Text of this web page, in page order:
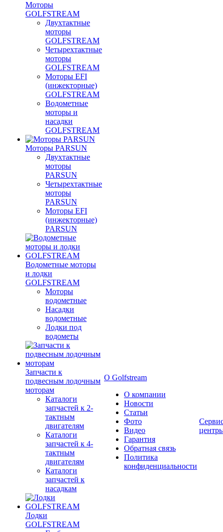
Моторы
GOLFSTREAM
Двухтактные
моторы
GOLFSTREAM
Четырехтактные
моторы
GOLFSTREAM
Моторы EFI
(инжекторные)
GOLFSTREAM
Водометные
моторы и
насадки
GOLFSTREAM
Моторы PARSUN
Двухтактные
моторы
PARSUN
Четырехтактные
моторы
PARSUN
Моторы EFI
(инжекторные)
PARSUN
Водометные моторы
и лодки
GOLFSTREAM
Моторы
водометные
Насадки
водометные
Лодки под
водометы
Запчасти к
подвесным лодочным
моторам
Каталоги
запчастей к 2-
тактным
двигателям
Каталоги
запчастей к 4-
тактным
двигателям
Каталоги
запчастей к
насадкам
Лодки
GOLFSTREAM
О Golfstream
О компании
Новости
Статьи
Фото
Видео
Гарантия
Обратная связь
Политика
конфиденциальности